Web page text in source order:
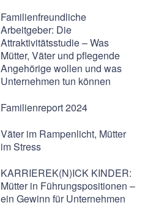
Familienfreundliche
Arbeitgeber: Die
Attraktivitätsstudie – Was
Mütter, Väter und pflegende
Angehörige wollen und was
Unternehmen tun können
Familienreport 2024
Väter im Rampenlicht, Mütter
im Stress
KARRIEREK(N)ICK KINDER:
Mütter in Führungspositionen –
ein Gewinn für Unternehmen